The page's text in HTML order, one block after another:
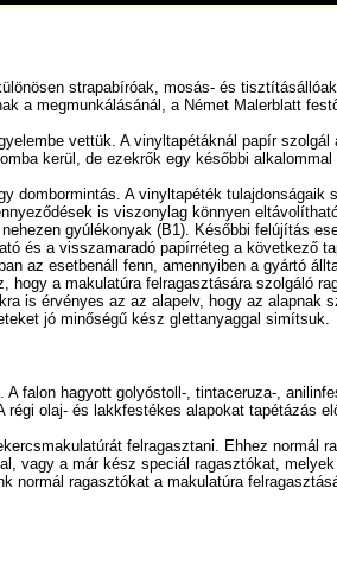
strapabíróak, mosás- és
a megmunkálásánál, a Német Malerblatt
vettük. A vinyltapétáknál papír szolgál
kerül, de ezekrők egy későbbi
dombormintás. A vinyltapéték tulajdonságaik
is viszonylag könnyen
gyúlékonyak (B1). Későbbi felújítás
és a visszamaradó papírréteg a következő
az esetbenáll fenn, amennyiben a gyártó
hogy a makulatúra felragasztására szolgáló
is érvényes az az alapelv, hogy az alapnak
jó minőségű kész glettanyaggal simítsuk.
A falon hagyott golyóstoll-, tintaceruza-,
régi olaj- és lakkfestékes alapokat tapétázás
felragasztani. Ehhez normál
vagy a már kész speciál ragasztókat,
normál ragasztókat a makulatúra